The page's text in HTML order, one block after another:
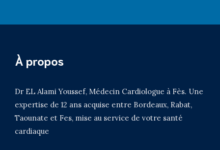
À propos
Dr EL Alami Youssef, Médecin Cardiologue à Fès. Une
expertise de 12 ans acquise entre Bordeaux, Rabat,
Taounate et Fes, mise au service de votre santé
cardiaque